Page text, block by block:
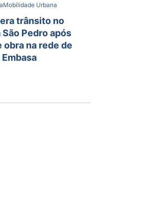
Mobilidade Urbana
trânsito no
São Pedro após
na rede de